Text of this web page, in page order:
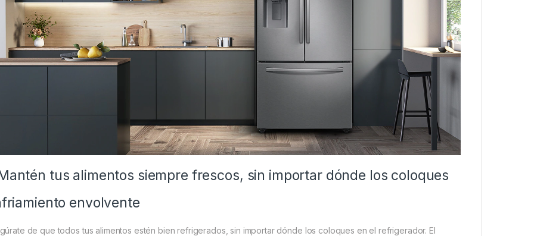
tus alimentos siempre frescos, sin importar dónde los coloques
envolvente
de que todos tus alimentos estén bien refrigerados, sin importar dónde los coloques en el refrigerador. El